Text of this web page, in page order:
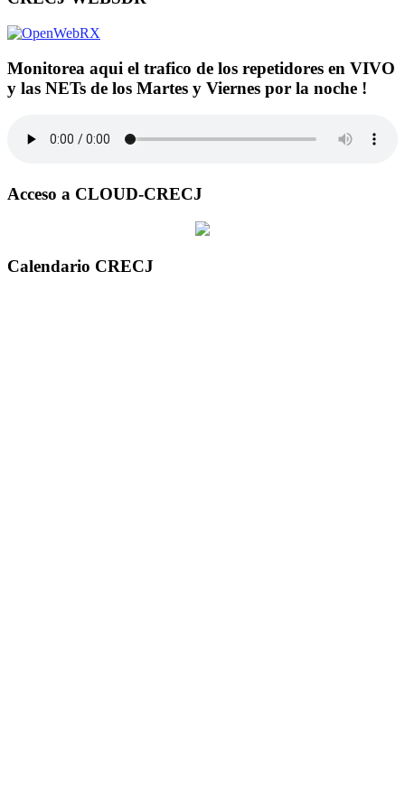
Monitorea aqui el trafico de los repetidores en VIVO
y las NETs de los Martes y Viernes por la noche !
Acceso a CLOUD-CRECJ
Calendario CRECJ